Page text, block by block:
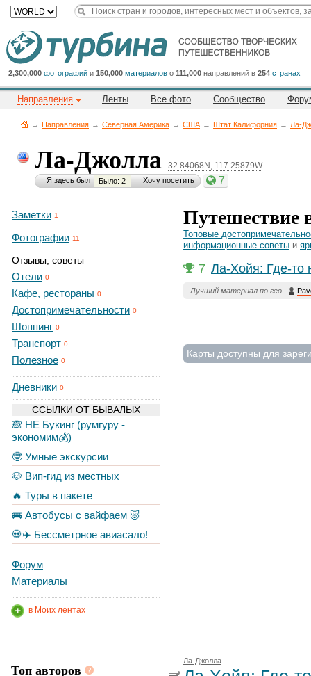
2,300,000 фотографий и 150,000 материалов о 111,000 направлений в 254 странах
Направления Ленты Все фото Сообщество
→ Направления → Северная Америка → CША → Штат Калифорния → Ла-
Ла-Джолла 32.84068N, 117.25879W
Я здесь был Было: 2 Хочу посетить 7
Заметки 1
Фотографии 11
Отзывы, советы
Отели 0
Кафе, рестораны 0
Достопримечательности 0
Шоппинг 0
Транспорт 0
Полезное 0
Дневники 0
ССЫЛКИ ОТ БЫВАЛЫХ
🙈 НЕ Букинг (румгуру -
экономим💰)
🤓 Умные экскурсии
🐶 Вип-гид из местных
🔥 Туры в пакете
🚌 Автобусы с вайфаем 🐷
💀✈️ Бессметрное авиасало!
Форум
Материалы
в Моих лентах
Топ авторов
Путешествие
Топовые
информационные советы и
7 Ла-Хойя: Где-то
Лучший материал по гео
Карты доступны для
Ла-Джолла
Cейчас
на
сайте:
Title
Button